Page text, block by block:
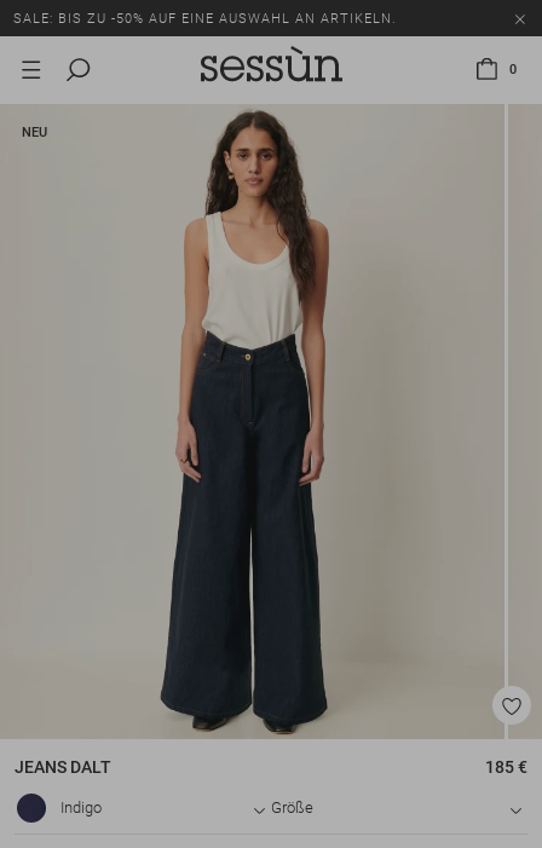
SALE: BIS ZU -50% AUF EINE AUSWAHL AN ARTIKELN.
0
NEU
JEANS DALT 185 €
Indigo Größe